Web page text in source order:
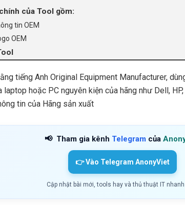
của Tool gồm:
tin OEM
OEM
tiếng Anh Original Equipment Manufacturer,
laptop hoặc PC nguyên kiện của hãng như Dell,
tin của Hãng sản xuất
📢 Tham gia kênh Telegram của
👉 Vào Telegram AnonyViet
Cập nhật bài mới, tools hay và thủ thuật IT